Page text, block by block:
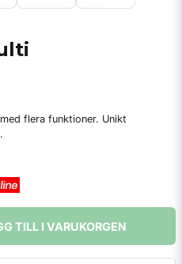
flera funktioner. Unikt
TILL I VARUKORGEN